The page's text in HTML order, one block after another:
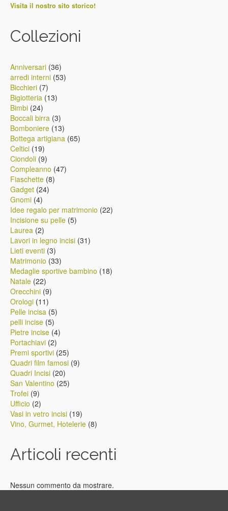
Visita il nostro sito storico!
Collezioni
Anniversari 3636
prodotti
arredi interni 5353
Bicchieri 77
prodotti
Bigiotteria 1313
Bimbi 2424
prodotti
Boccali birra 33
prodotti
Bomboniere 1313
prodotti
Bottega artigiana 6565
Celtici 1919
prodotti
Ciondoli 99
prodotti
Compleanno 4747
Fiaschette 88
Gadget 2424
Gnomi 44
prodotti
Idee regalo per matrimonio 2222
Incisione su pelle 55
Laurea 22
prodotti
Lavori in legno incisi 3131
Lieti eventi 33
prodotti
Matrimonio 3333
prodotti
Medaglie sportive bambino 1818
Natale 2222
prodotti
Orecchini 99
Orologi 1111
prodotti
Pelle incisa 55
pelli incise 55
prodotti
Pietre incise 44
Portachiavi 22
prodotti
Premi sportivi 2525
prodotti
Quadri film famosi 99
Quadri Incisi 2020
prodotti
San Valentino 2525
Trofei 99
prodotti
Ufficio 22
prodotti
Vasi in vetro incisi 1919
prodotti
Vino, Gurmet, Hotelerie 88
Articoli recenti
Nessun commento da mostrare.